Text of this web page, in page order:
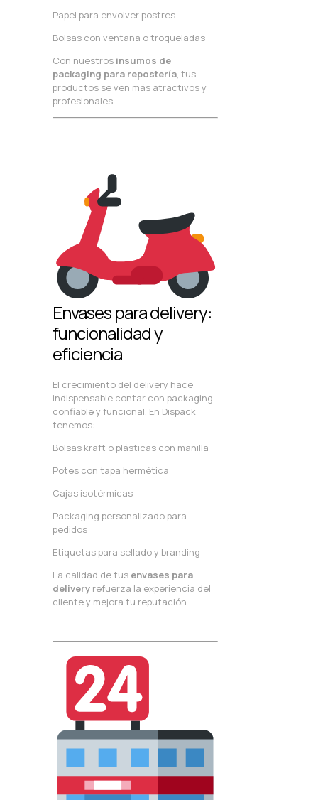
Papel para envolver postres
Bolsas con ventana o troqueladas
Con nuestros insumos de
packaging para repostería, tus
productos se ven más atractivos y
profesionales.
Envases para delivery:
funcionalidad y
eficiencia
El crecimiento del delivery hace
indispensable contar con packaging
confiable y funcional. En Dispack
tenemos:
Bolsas kraft o plásticas con manilla
Potes con tapa hermética
Cajas isotérmicas
Packaging personalizado para
pedidos
Etiquetas para sellado y branding
La calidad de tus envases para
delivery refuerza la experiencia del
cliente y mejora tu reputación.